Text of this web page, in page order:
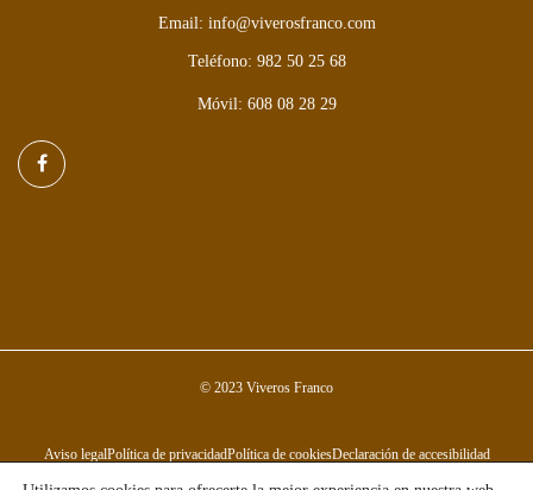
Email: info@viverosfranco.com
Teléfono: 982 50 25 68
Móvil: 608 08 28 29
© 2023 Viveros Franco
Aviso legalPolítica de privacidadPolítica de cookiesDeclaración de accesibilidad